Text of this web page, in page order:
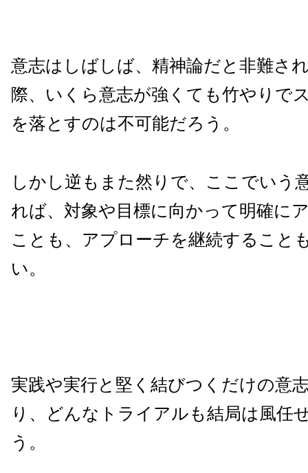
意志はしばしば、精神論だと非難さ
際、いくら意志が強くても竹やりで
を落とすのは不可能だろう。
しかし逆もまた然りで、ここでいう
れば、対象や目標に向かって明確に
ことも、アプローチを継続すること
い。
実践や実行と堅く結びつくだけの意
り、どんなトライアルも結局は風任
う。